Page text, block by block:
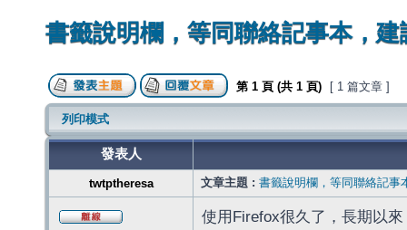
書籤說明欄，等同聯絡記事本，
第 1 頁 (共 1 頁) [ 1 篇文章 ]
列印模式
發表人
twtptheresa 文章主題 : 書籤說明欄，等同聯絡記事
使用Firefox很久了，長期以